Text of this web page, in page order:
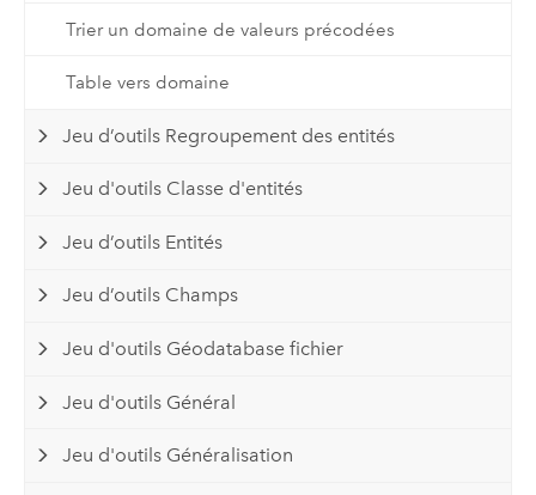
Trier un domaine de valeurs précodées
Table vers domaine
Jeu d’outils Regroupement des entités
Jeu d'outils Classe d'entités
Jeu d’outils Entités
Jeu d’outils Champs
Jeu d'outils Géodatabase fichier
Jeu d'outils Général
Jeu d'outils Généralisation